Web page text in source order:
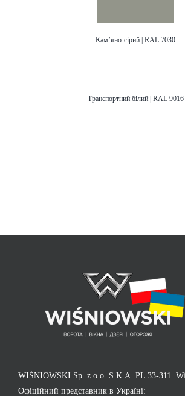
Кам’яно-сірий | RAL 7030
Транспортний білий | RAL 9016
WIŚNIOWSKI Sp. z o.o. S.K.A. PL 33-311.
Офіційний представник в Україні: